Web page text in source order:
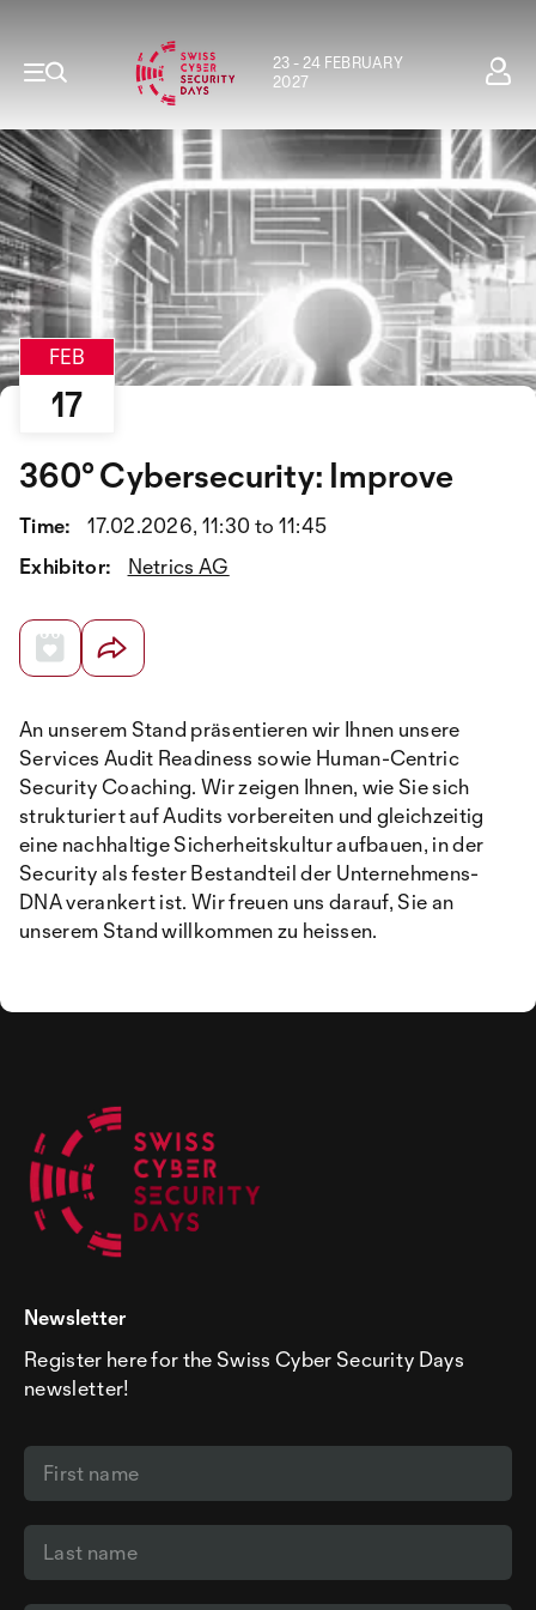
23 - 24 FEBRUARY
2027
FEB
17
360° Cybersecurity: Improve
Time:
17.02.2026, 11:30 to 11:45
Exhibitor:
Netrics AG
An unserem Stand präsentieren wir Ihnen unsere
Services Audit Readiness sowie Human-Centric
Security Coaching. Wir zeigen Ihnen, wie Sie sich
strukturiert auf Audits vorbereiten und gleichzeitig
eine nachhaltige Sicherheitskultur aufbauen, in der
Security als fester Bestandteil der Unternehmens-
DNA verankert ist. Wir freuen uns darauf, Sie an
unserem Stand willkommen zu heissen.
Newsletter
Register here for the Swiss Cyber Security Days
newsletter!